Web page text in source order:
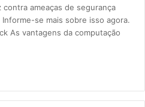
ameaças de segurança
se mais sobre isso agora.
As vantagens da computação